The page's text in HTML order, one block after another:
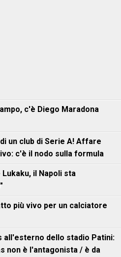
c'è Diego Maradona
un club di Serie A! Affare
c'è il nodo sulla formula
il Napoli sta
più vivo per un calciatore
all'esterno dello stadio Patini:
non è l'antagonista / è da